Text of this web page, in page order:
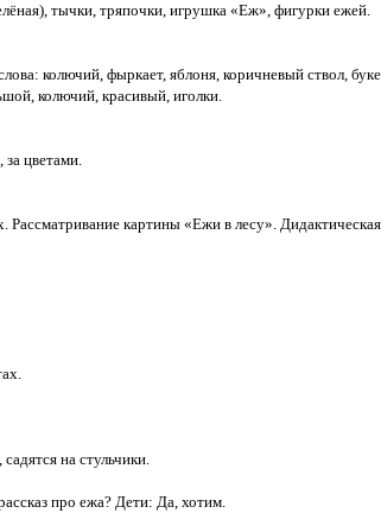
тычки, тряпочки, игрушка «Еж», фигурки ежей.
колючий, фыркает, яблоня, коричневый ствол,
колючий, красивый, иголки.
за цветами.
Рассматривание картины «Ежи в лесу».
на стульчики.
про ежа? Дети: Да, хотим.